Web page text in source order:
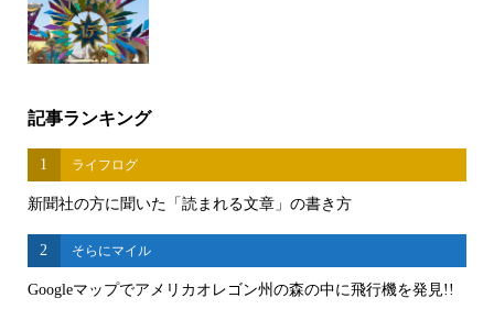
記事ランキング
1 ライフログ
新聞社の方に聞いた「読まれる文章」の書き方
2 そらにマイル
Googleマップでアメリカオレゴン州の森の中に飛行機を発見!!